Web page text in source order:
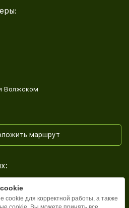
Волжском
маршрут
cookie для корректной работы, а также